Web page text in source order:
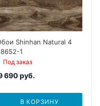
Shinhan Natural 4
1
Под заказ
690 руб.
В КОРЗИНУ